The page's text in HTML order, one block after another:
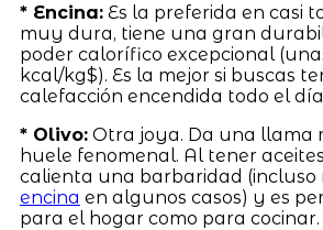
* Encina:Es la preferida en casi
muy dura, tiene una gran
poder calorífico excepcional
kcal/kg$). Es la mejor si buscas
calefacción encendida todo el
* Olivo:Otra joya. Da una llama
huele fenomenal. Al tener
calienta una barbaridad (incluso
encina en algunos casos) y es
para el hogar como para cocinar.